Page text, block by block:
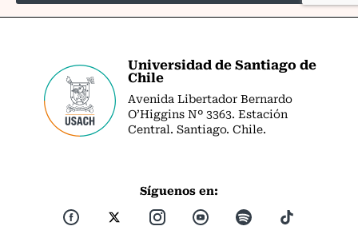
Universidad de Santiago de
Chile
Avenida Libertador Bernardo
O’Higgins Nº 3363. Estación
Central. Santiago. Chile.
Síguenos en: